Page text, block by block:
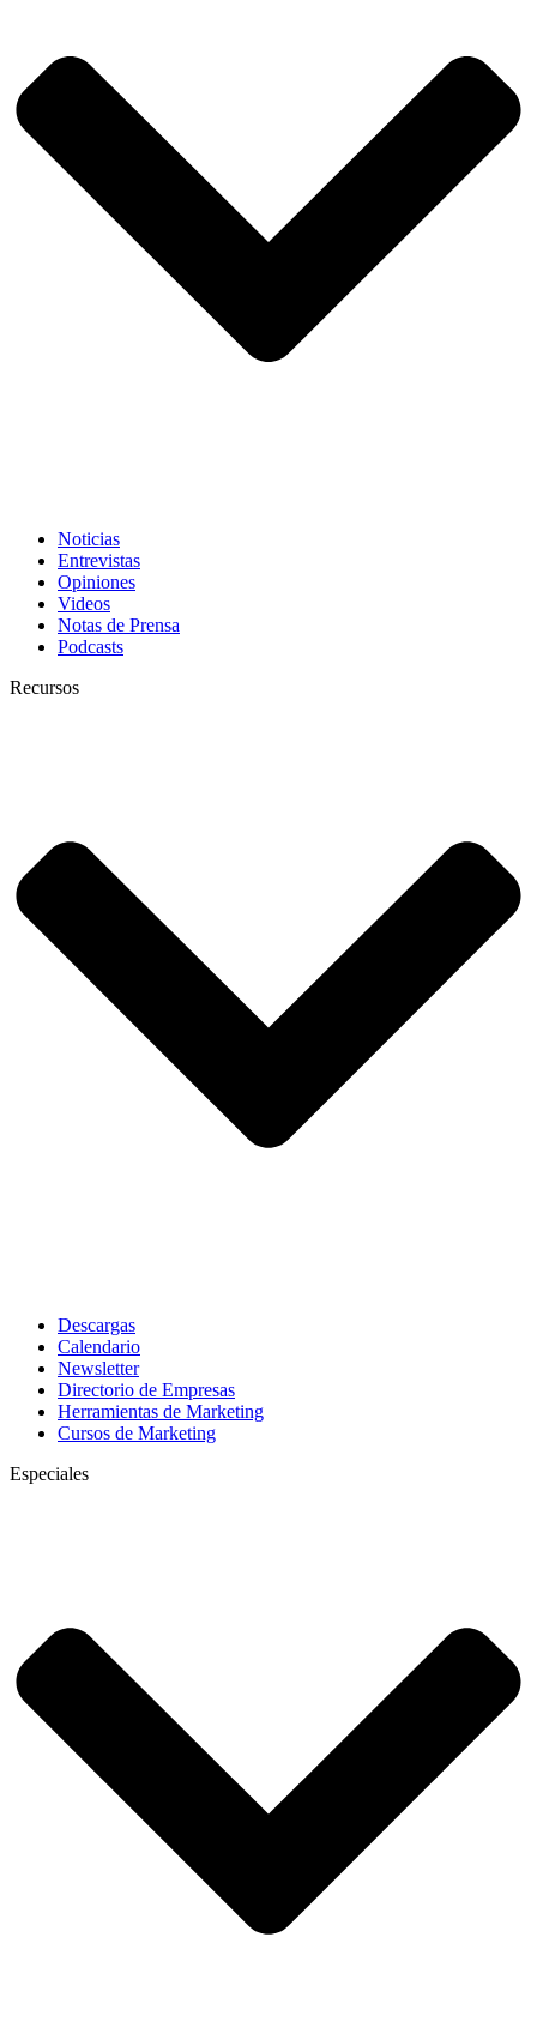
Noticias
Entrevistas
Opiniones
Videos
Notas de Prensa
Podcasts
Recursos
Descargas
Calendario
Newsletter
Directorio de Empresas
Herramientas de Marketing
Cursos de Marketing
Especiales